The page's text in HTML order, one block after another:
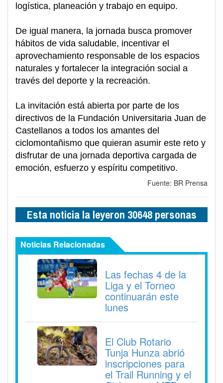
logística, planeación y trabajo en equipo.
De igual manera, la jornada busca promover
hábitos de vida saludable, incentivar el
aprovechamiento responsable de los espacios
naturales y fortalecer la integración social a
través del deporte y la recreación.
La invitación está abierta por parte de los
directivos de la Fundación Universitaria Juan de
Castellanos a todos los amantes del
ciclomontañismo que quieran asumir este reto y
disfrutar de una jornada deportiva cargada de
emoción, esfuerzo y espíritu competitivo.
Fuente: BR Prensa
Esta noticia la leyeron 30648 personas
Noticias Relacionadas
Las fechas 4 de la
Liga y el Torneo
continuarán este
lunes
El Club Rotario
Tunja Hunza abrió
inscripciones para
el Trail Running y el